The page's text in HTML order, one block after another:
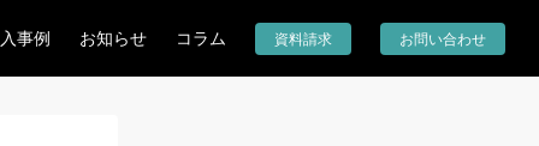
事例 お知らせ コラム 資料請求 お問い合わせ